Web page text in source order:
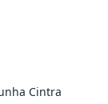
Cintra